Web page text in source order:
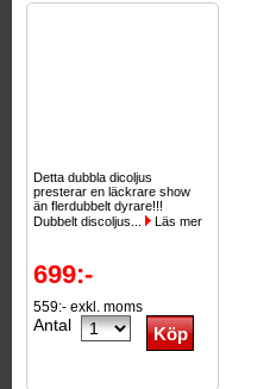
Detta dubbla dicoljus
presterar en läckrare show
än flerdubbelt dyrare!!!
Dubbelt discoljus...
Läs mer
699:-
559:- exkl. moms
Antal